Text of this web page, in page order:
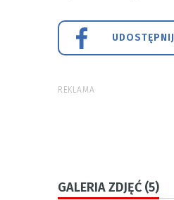
UDOSTĘPNIJ
REKLAMA
GALERIA ZDJĘĆ (5)